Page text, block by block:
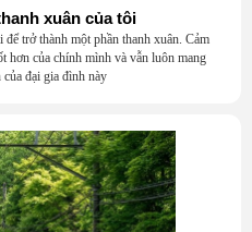
xuân của tôi
trở thành một phần thanh xuân. Cảm
hơn của chính mình và vẫn luôn mang
đại gia đình này